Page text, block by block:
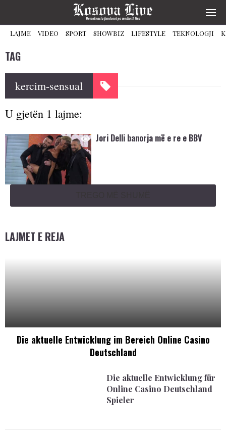
LAJME VIDEO SPORT SHOWBIZ LIFESTYLE TEKNOLOGJI
TAG
kercim-sensual
U gjetën 1 lajme:
Jori Delli banorja më e re e BBV
LAJMET E REJA
Die aktuelle Entwicklung im Bereich Online Casino
Deutschland
Die aktuelle Entwicklung für
Online Casino Deutschland
Spieler